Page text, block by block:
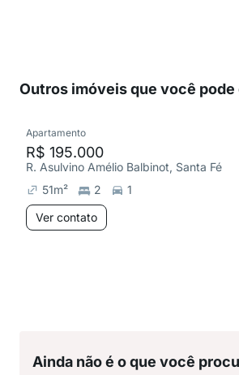
Outros imóveis que você pode
Apartamento
R$ 195.000
R. Asulvino Amélio Balbinot, Santa Fé
51m² 2
1
Ver contato
Ainda não é o que você